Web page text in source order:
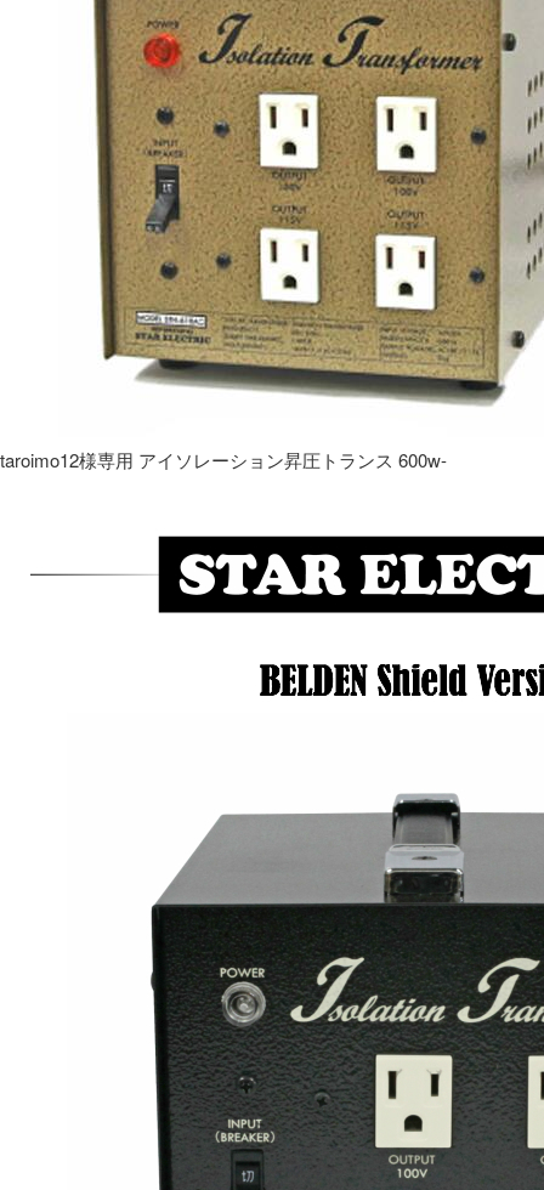
taroimo12様専用 アイソレーション昇圧トランス 600w-